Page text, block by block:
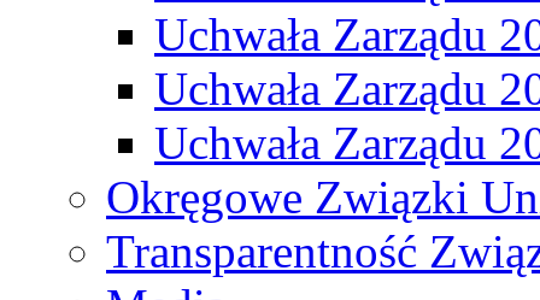
Uchwała Zarządu
Uchwała Zarządu
Uchwała Zarządu
Okręgowe Związki
Transparentność